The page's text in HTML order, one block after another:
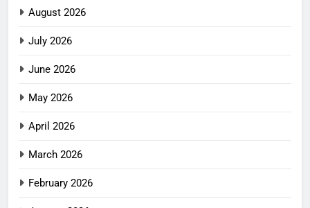
August 2026
July 2026
June 2026
May 2026
April 2026
March 2026
February 2026